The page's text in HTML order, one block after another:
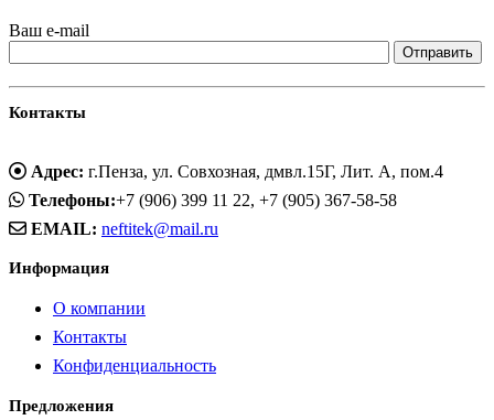
Ваш e-mail
Контакты
Адрес: г.Пенза, ул. Совхозная, дмвл.15Г, Лит. А, пом.4
Телефоны:+7 (906) 399 11 22, +7 (905) 367-58-58
EMAIL: neftitek@mail.ru
Информация
О компании
Контакты
Конфиденциальность
Предложения